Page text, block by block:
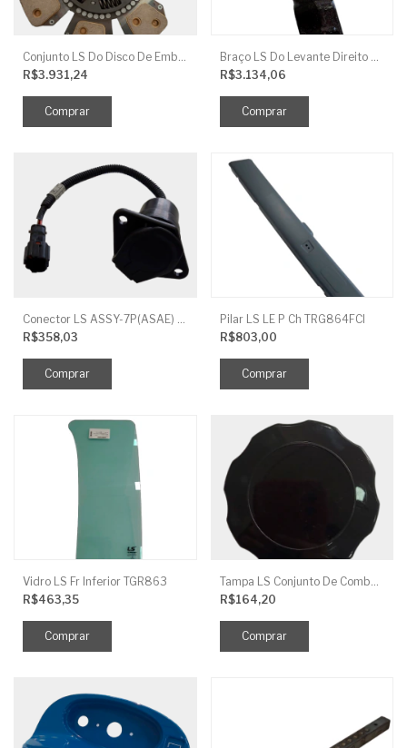
R$3.931,24
R$3.134,06
R$358,03
Pilar LS LE P Ch TRG864FCI
R$803,00
Vidro LS Fr Inferior TGR863
R$463,35
R$164,20